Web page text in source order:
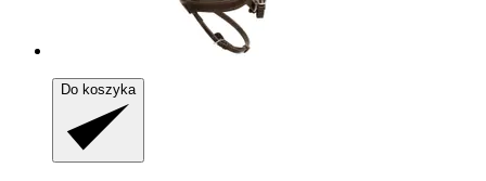
Do koszyka